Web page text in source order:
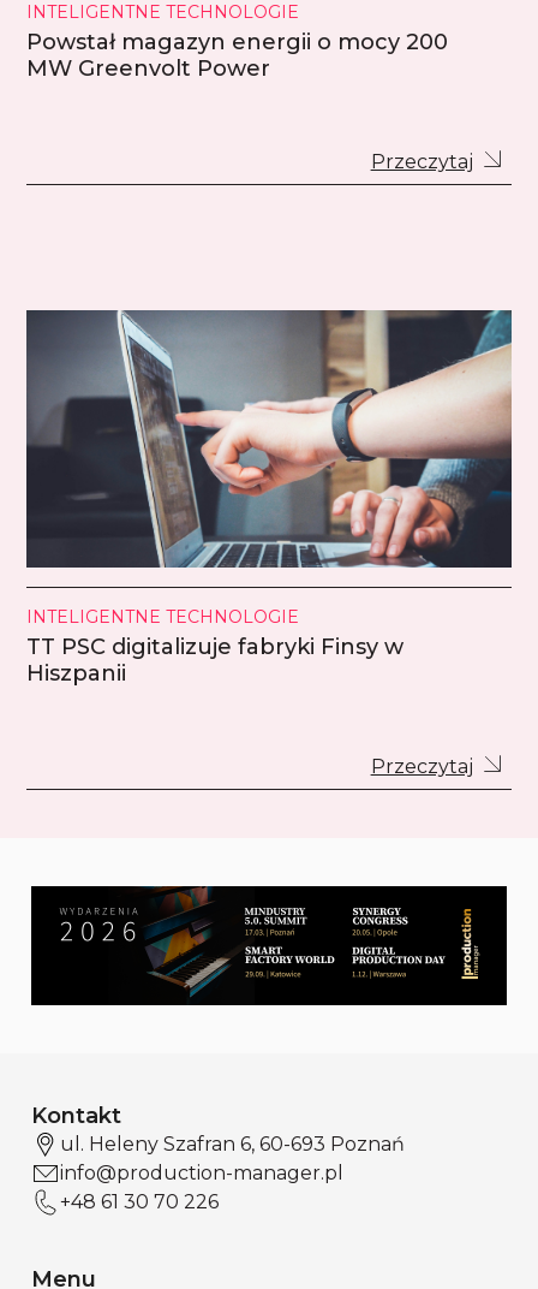
INTELIGENTNE TECHNOLOGIE
Powstał magazyn energii o mocy 200
MW Greenvolt Power
Przeczytaj
INTELIGENTNE TECHNOLOGIE
TT PSC digitalizuje fabryki Finsy w
Hiszpanii
Przeczytaj
Kontakt
ul. Heleny Szafran 6, 60-693 Poznań
info@production-manager.pl
+48 61 30 70 226
Menu